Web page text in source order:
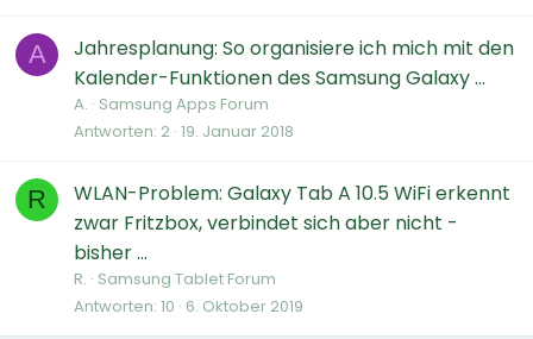
A
Jahresplanung: So organisiere ich mich mit den
Kalender-Funktionen des Samsung Galaxy ...
A. Samsung Apps Forum
Antworten 2 19. Januar 2018
R
WLAN-Problem: Galaxy Tab A 10.5 WiFi erkennt
zwar Fritzbox, verbindet sich aber nicht -
bisher ...
R. Samsung Tablet Forum
Antworten 10 6. Oktober 2019